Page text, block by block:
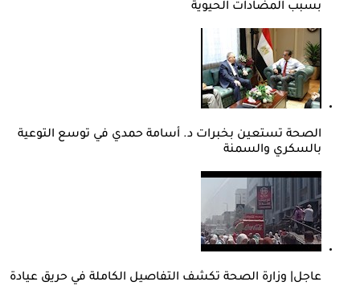
بسبب المضادات الحيوية
الصحة تستعين بخبرات د. أسامة حمدي في توسع التوعية
بالسكري والسمنة
عاجل| وزارة الصحة تكشف التفاصيل الكاملة في حريق عيادة